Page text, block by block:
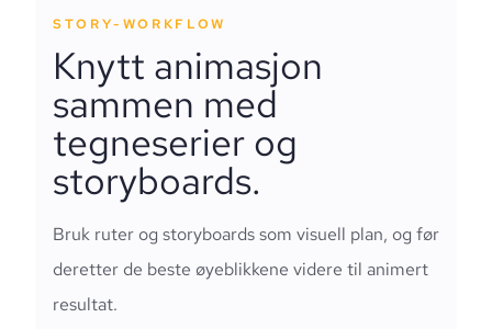
STORY-WORKFLOW
Knytt animasjon
sammen med
tegneserier og
storyboards.
Bruk ruter og storyboards som visuell plan, og før
deretter de beste øyeblikkene videre til animert
resultat.